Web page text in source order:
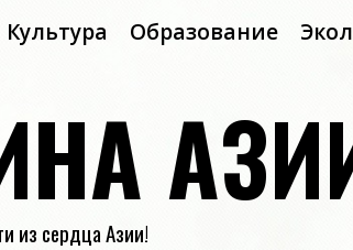
Культура Образование
из сердца Азии!